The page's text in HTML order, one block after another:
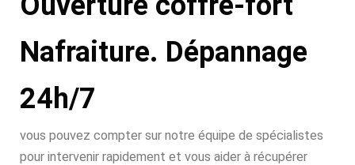
Nafraiture. Dépannage
24h/7
vous pouvez compter sur notre équipe de spécialistes
pour intervenir rapidement et vous aider à récupérer